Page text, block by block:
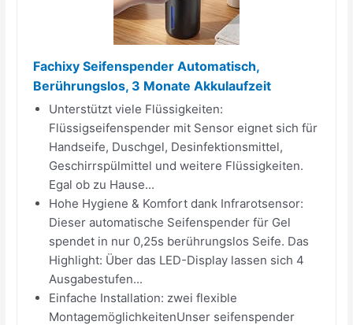
Fachixy Seifenspender Automatisch,
Berührungslos, 3 Monate Akkulaufzeit
Unterstützt viele Flüssigkeiten:
Flüssigseifenspender mit Sensor eignet sich für
Handseife, Duschgel, Desinfektionsmittel,
Geschirrspülmittel und weitere Flüssigkeiten.
Egal ob zu Hause...
Hohe Hygiene & Komfort dank Infrarotsensor:
Dieser automatische Seifenspender für Gel
spendet in nur 0,25s berührungslos Seife. Das
Highlight: Über das LED-Display lassen sich 4
Ausgabestufen...
Einfache Installation: zwei flexible
MontagemöglichkeitenUnser seifenspender